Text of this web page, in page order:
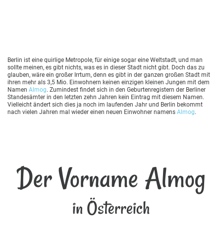
Berlin ist eine quirlige Metropole, für einige sogar eine Weltstadt, und man
sollte meinen, es gibt nichts, was es in dieser Stadt nicht gibt. Doch das zu
glauben, wäre ein großer Irrtum, denn es gibt in der ganzen großen Stadt mit
ihren mehr als 3,5 Mio. Einwohnern keinen einzigen kleinen Jungen mit dem
Namen Almog. Zumindest findet sich in den Geburtenregistern der Berliner
Standesämter in den letzten zehn Jahren kein Eintrag mit diesem Namen.
Vielleicht ändert sich dies ja noch im laufenden Jahr und Berlin bekommt
nach vielen Jahren mal wieder einen neuen Einwohner namens Almog.
Der Vorname Almog
in Österreich